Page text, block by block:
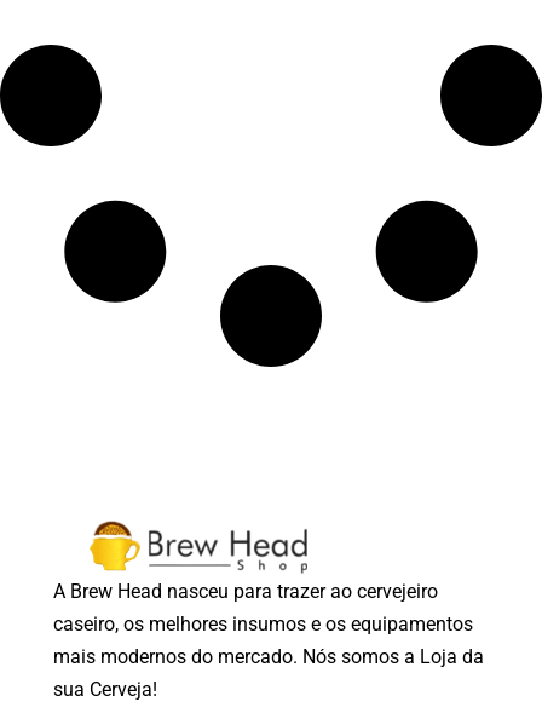
A Brew Head nasceu para trazer ao cervejeiro
caseiro, os melhores insumos e os equipamentos
mais modernos do mercado. Nós somos a Loja da
sua Cerveja!